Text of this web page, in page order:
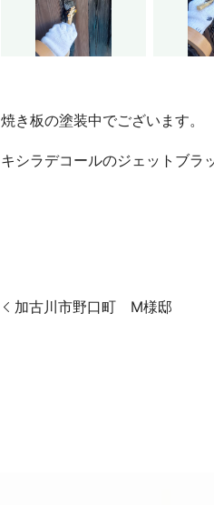
焼き板の塗装中でございます。
キシラデコールのジェットブラ
加古川市野口町 M様邸